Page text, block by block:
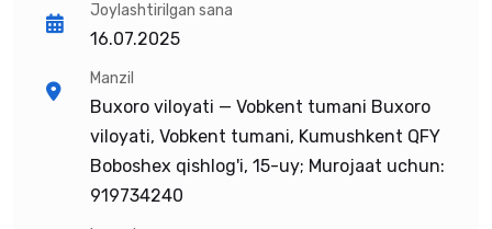
Joylashtirilgan sana
16.07.2025
Manzil
Buxoro viloyati — Vobkent tumani Buxoro
viloyati, Vobkent tumani, Kumushkent QFY
Boboshex qishlog'i, 15-uy; Murojaat uchun:
919734240